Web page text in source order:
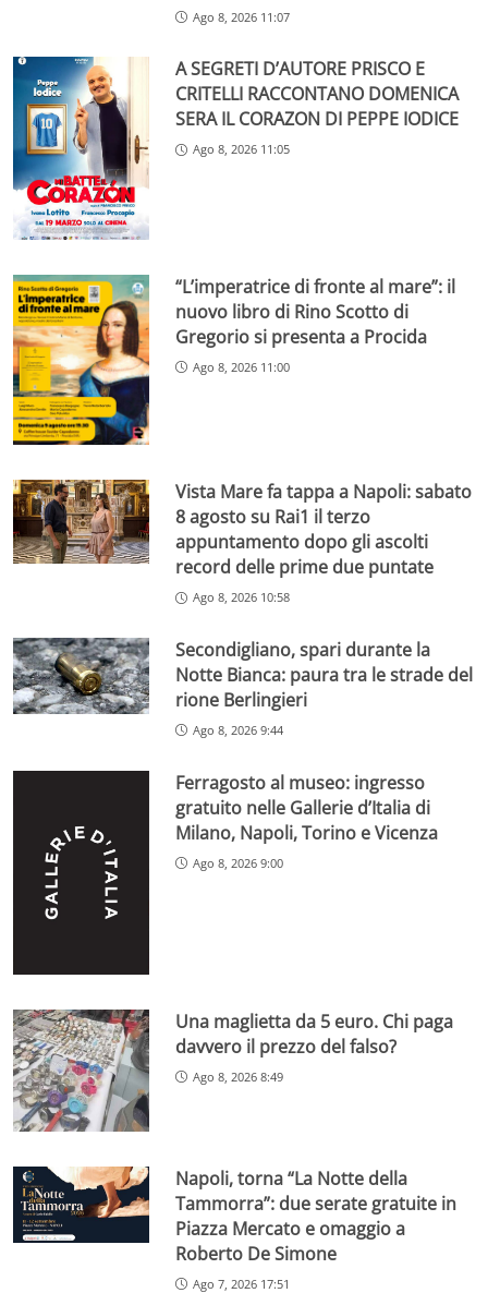
Ago 8, 2026 11:07
A SEGRETI D’AUTORE PRISCO E
CRITELLI RACCONTANO DOMENICA
SERA IL CORAZON DI PEPPE IODICE
Ago 8, 2026 11:05
“L’imperatrice di fronte al mare”: il
nuovo libro di Rino Scotto di
Gregorio si presenta a Procida
Ago 8, 2026 11:00
Vista Mare fa tappa a Napoli: sabato
8 agosto su Rai1 il terzo
appuntamento dopo gli ascolti
record delle prime due puntate
Ago 8, 2026 10:58
Secondigliano, spari durante la
Notte Bianca: paura tra le strade del
rione Berlingieri
Ago 8, 2026 9:44
Ferragosto al museo: ingresso
gratuito nelle Gallerie d’Italia di
Milano, Napoli, Torino e Vicenza
Ago 8, 2026 9:00
Una maglietta da 5 euro. Chi paga
davvero il prezzo del falso?
Ago 8, 2026 8:49
Napoli, torna “La Notte della
Tammorra”: due serate gratuite in
Piazza Mercato e omaggio a
Roberto De Simone
Ago 7, 2026 17:51